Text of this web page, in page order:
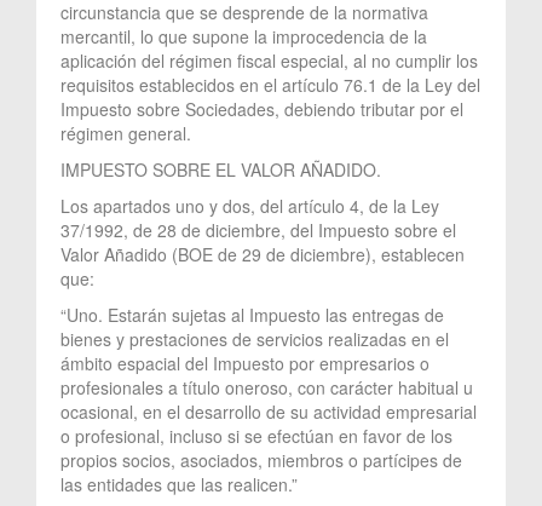
circunstancia que se desprende de la normativa
mercantil, lo que supone la improcedencia de la
aplicación del régimen fiscal especial, al no cumplir los
requisitos establecidos en el artículo 76.1 de la Ley del
Impuesto sobre Sociedades, debiendo tributar por el
régimen general.
IMPUESTO SOBRE EL VALOR AÑADIDO.
Los apartados uno y dos, del artículo 4, de la Ley
37/1992, de 28 de diciembre, del Impuesto sobre el
Valor Añadido (BOE de 29 de diciembre), establecen
que:
“Uno. Estarán sujetas al Impuesto las entregas de
bienes y prestaciones de servicios realizadas en el
ámbito espacial del Impuesto por empresarios o
profesionales a título oneroso, con carácter habitual u
ocasional, en el desarrollo de su actividad empresarial
o profesional, incluso si se efectúan en favor de los
propios socios, asociados, miembros o partícipes de
las entidades que las realicen.”